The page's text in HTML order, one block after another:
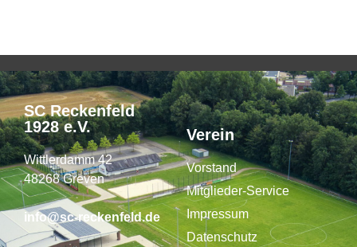
SC Reckenfeld
1928 e.V.
Wittlerdamm 42
48268 Greven
info@sc-reckenfeld.de
Verein
Vorstand
Mitglieder-Service
Impressum
Datenschutz